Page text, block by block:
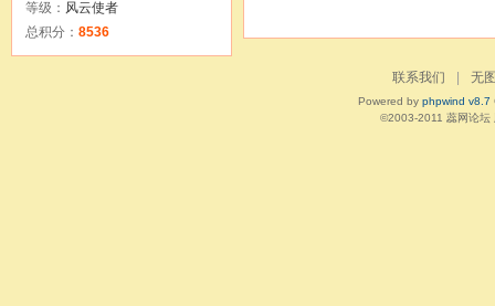
等级： 风云使者
总积分： 8536
联系我们 无
Powered by phpwind v8.7
©2003-2011 蕊网论坛